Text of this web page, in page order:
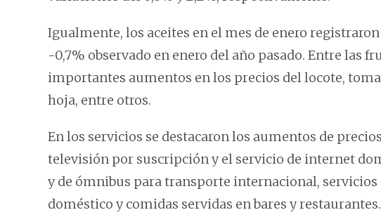
Igualmente, los aceites en el mes de enero
-0,7% observado en enero del año pasado. Entre las
importantes aumentos en los precios del locote,
hoja, entre otros.
En los servicios se destacaron los aumentos de
televisión por suscripción y el servicio de internet
y de ómnibus para transporte internacional,
doméstico y comidas servidas en bares y restaurantes.